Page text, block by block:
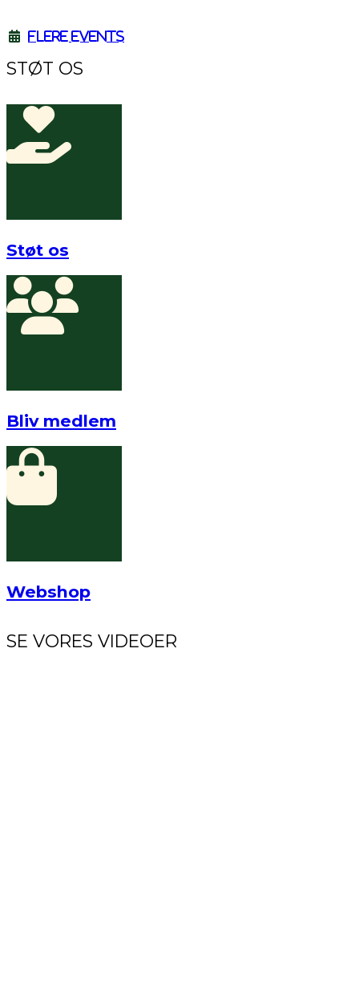
Flere events
STØT OS
Støt os
Bliv medlem
Webshop
SE VORES VIDEOER